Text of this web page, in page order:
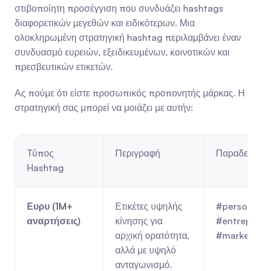
στιβοποίητη προσέγγιση που συνδυάζει hashtags
διαφορετικών μεγεθών και ειδικότερων. Μια
ολοκληρωμένη στρατηγική hashtag περιλαμβάνει έναν
συνδυασμό ευρειών, εξειδικευμένων, κοινοτικών και
πρεσβευτικών ετικετών.
Ας πούμε ότι είστε προσωπικός προπονητής μάρκας. Η
στρατηγική σας μπορεί να μοιάζει με αυτήν:
Τύπος
Hashtag
Περιγραφή
Ευρυ (1M+
αναρτήσεις)
Ετικέτες υψηλής
κίνησης για
αρχική ορατότητα,
αλλά με υψηλό
ανταγωνισμό.